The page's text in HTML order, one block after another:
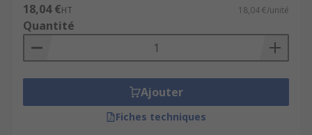
18,04 €HT 18,04 €/unité
Quantité
Ajouter
Fiches techniques